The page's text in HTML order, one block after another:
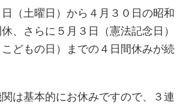
（土曜日）から４月３０日の昭和
、さらに５月３日（憲法記念日）
どもの日）までの４日間休みが続
は基本的にお休みですので、３連